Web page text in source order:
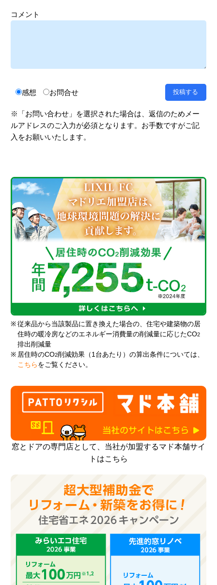
コメント
感想 お問合せ
※「お問い合わせ」を選択された場合は、返信のためメー
ルアドレスのご入力が必須となります。お手数ですがご記
入をお願いいたします。
※ 従来品から当該製品に置き換えた場合の、住宅や建築物の居
住時の暖冷房などのエネルギー消費量の削減量に応じたCO2
排出削減量
※ 居住時のCO2削減効果（1台あたり）の算出条件については、
こちら をご覧ください。
窓とドアの専門店として、当社が加盟するマド本舗サイ
トはこちら